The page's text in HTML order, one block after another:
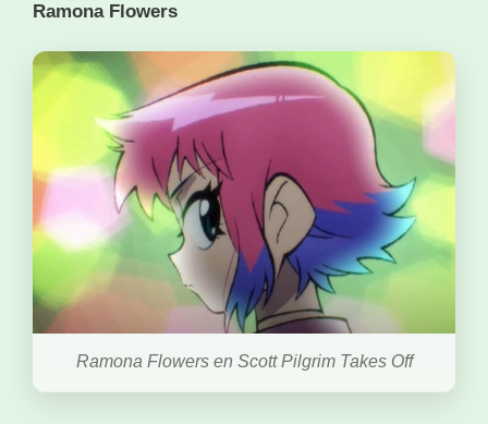
Ramona Flowers
Ramona Flowers en Scott Pilgrim Takes Off